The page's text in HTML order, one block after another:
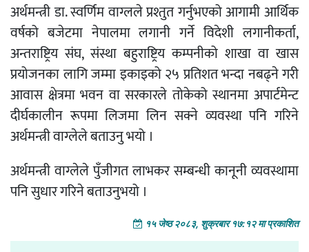
अर्थमन्त्री डा. स्वर्णिम वाग्लले प्रश्तुत गर्नुभएको आगामी आर्थिक
वर्षको बजेटमा नेपालमा लगानी गर्ने विदेशी लगानीकर्ता,
अन्तराष्ट्रिय संघ, संस्था बहुराष्ट्रिय कम्पनीको शाखा वा खास
प्रयोजनका लागि जम्मा इकाइको २५ प्रतिशत भन्दा नबढ्ने गरी
आवास क्षेत्रमा भवन वा सरकारले तोकेको स्थानमा अपार्टमेन्ट
दीर्घकालीन रूपमा लिजमा लिन सक्ने व्यवस्था पनि गरिने
अर्थमन्त्री वाग्लेले बताउनु भयो ।
अर्थमन्त्री वाग्लेले पुँजीगत लाभकर सम्बन्धी कानूनी व्यवस्थामा
पनि सुधार गरिने बताउनुभयो ।
१५ जेष्ठ २०८३, शुक्रबार १७:१२ मा प्रकाशित